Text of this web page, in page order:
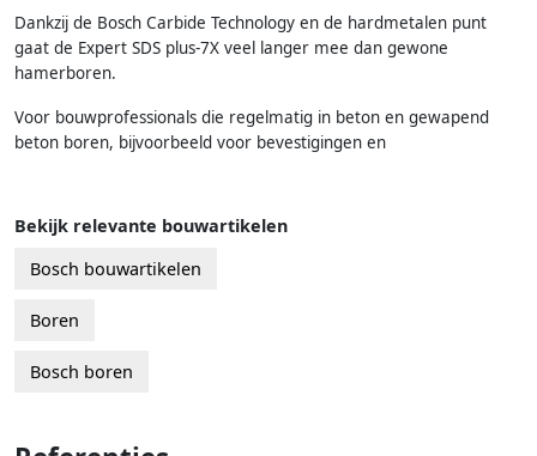
Dankzij de Bosch Carbide Technology en de hardmetalen punt
gaat de Expert SDS plus-7X veel langer mee dan gewone
hamerboren.
Voor bouwprofessionals die regelmatig in beton en gewapend
beton boren, bijvoorbeeld voor bevestigingen en
Bekijk relevante bouwartikelen
Bosch bouwartikelen
Boren
Bosch boren